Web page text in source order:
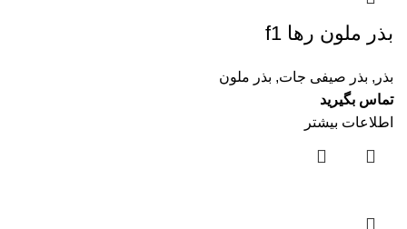
بذر ملون رها f1
بذر , بذر صیفی جات, بذر ملون
تماس بگیرید
اطلاعات بیشتر